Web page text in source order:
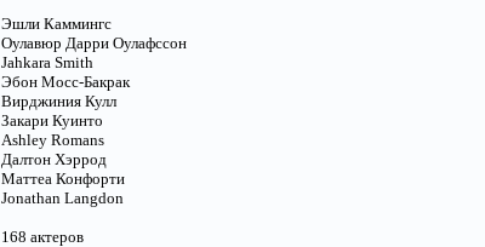
Эшли Каммингс
Оулавюр Дарри Оулафссон
Jahkara Smith
Эбон Мосс-Бакрак
Вирджиния Кулл
Закари Куинто
Ashley Romans
Далтон Хэррод
Маттеа Конфорти
Jonathan Langdon
168 актеров